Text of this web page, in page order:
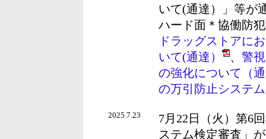
いて(通達）」等が
ハード面＊協働防
ドラッグストアに
いて(通達）
、 警
の強化について（
の万引防止システ
2025.7.23
7月22日（火）第6
ステム検定審査」